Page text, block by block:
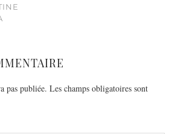
pas publiée. Les champs obligatoires sont